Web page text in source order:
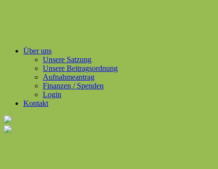
Über uns
Unsere Satzung
Unsere Beitragsordnung
Aufnahmeantrag
Finanzen / Spenden
Login
Kontakt